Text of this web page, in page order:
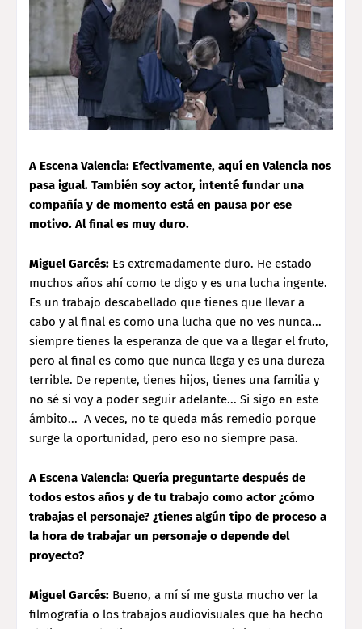
A Escena Valencia: Efectivamente, aquí en Valencia nos
pasa igual. También soy actor, intenté fundar una
compañía y de momento está en pausa por ese
motivo. Al final es muy duro.
Miguel Garcés: Es extremadamente duro. He estado
muchos años ahí como te digo y es una lucha ingente.
Es un trabajo descabellado que tienes que llevar a
cabo y al final es como una lucha que no ves nunca...
siempre tienes la esperanza de que va a llegar el fruto,
pero al final es como que nunca llega y es una dureza
terrible. De repente, tienes hijos, tienes una familia y
no sé si voy a poder seguir adelante... Si sigo en este
ámbito... A veces, no te queda más remedio porque
surge la oportunidad, pero eso no siempre pasa.
A Escena Valencia: Quería preguntarte después de
todos estos años y de tu trabajo como actor ¿cómo
trabajas el personaje? ¿tienes algún tipo de proceso a
la hora de trabajar un personaje o depende del
proyecto?
Miguel Garcés: Bueno, a mí sí me gusta mucho ver la
filmografía o los trabajos audiovisuales que ha hecho